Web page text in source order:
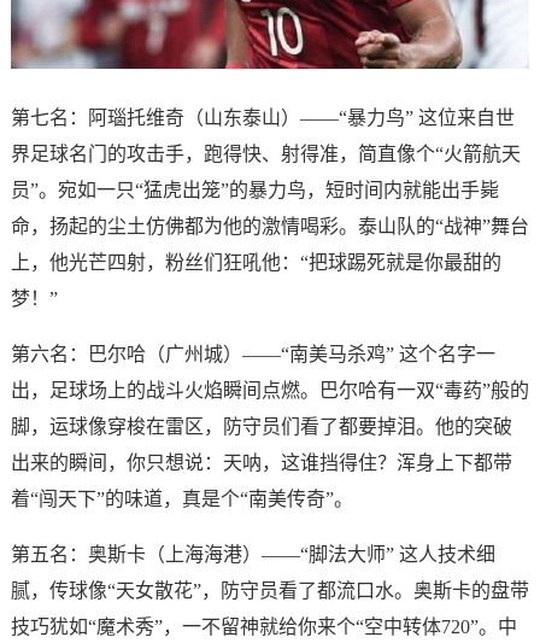
第七名：阿瑙托维奇（山东泰山）——“暴力鸟” 这位来自世
界足球名门的攻击手，跑得快、射得准，简直像个“火箭航天
员”。宛如一只“猛虎出笼”的暴力鸟，短时间内就能出手毙
命，扬起的尘土仿佛都为他的激情喝彩。泰山队的“战神”舞台
上，他光芒四射，粉丝们狂吼他：“把球踢死就是你最甜的
梦！”
第六名：巴尔哈（广州城）——“南美马杀鸡” 这个名字一
出，足球场上的战斗火焰瞬间点燃。巴尔哈有一双“毒药”般的
脚，运球像穿梭在雷区，防守员们看了都要掉泪。他的突破
出来的瞬间，你只想说：天呐，这谁挡得住？浑身上下都带
着“闯天下”的味道，真是个“南美传奇”。
第五名：奥斯卡（上海海港）——“脚法大师” 这人技术细
腻，传球像“天女散花”，防守员看了都流口水。奥斯卡的盘带
技巧犹如“魔术秀”，一不留神就给你来个“空中转体720”。中